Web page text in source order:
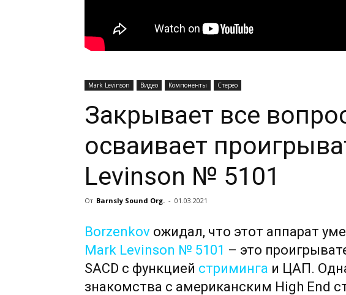
Mark Levinson Видео Компоненты Стерео
Закрывает все
осваивает
Levinson № 5101
От Barnsly Sound Org. - 01.03.2021
Borzenkov ожидал, что этот аппарат
Mark Levinson № 5101 – это
SACD с функцией стриминга и ЦАП.
знакомства с американским High End